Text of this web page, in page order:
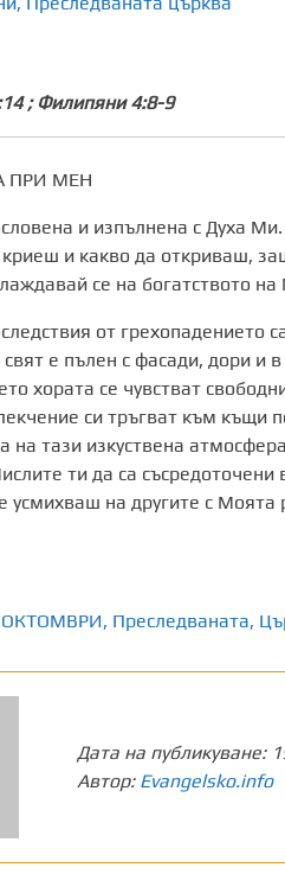
; Филипяни 4:8-9
ПРИ МЕН
и изпълнена с Духа
и какво да откриваш,
се на богатството
от грехопадението
свят е пълен с фасади, дори
хората се чувстват
си тръгват към
на тази изкуствена
ти да са
на другите с Моята
ОКТОМВРИ, Преследваната,
Дата на публикуване:
Автор: Evangelsko.info